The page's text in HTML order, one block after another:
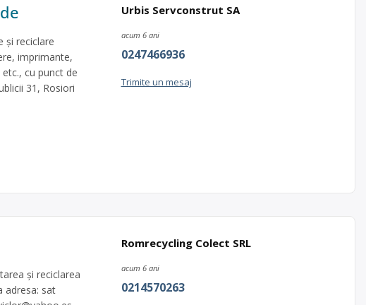
și reciclare
imprimante,
cu punct de
31, Rosiori
Urbis Servconstrut SA
acum 6 ani
0247466936
Trimite un mesaj
și reciclarea
adresa: sat
Romrecycling Colect SRL
acum 6 ani
0214570263